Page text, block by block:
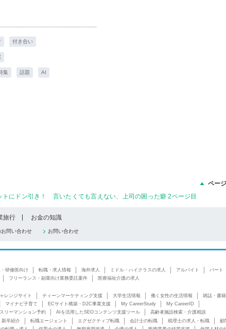
付き合い
集 話題 AI
ペー
トにドン引き！ 言いたくても言えない、上司の困った癖 2ページ目
旅行 お金の知識
お問い合わせ お問い合わせ
研修医向け 転職・求人情報 海外求人 ミドル・ハイクラスの求人 アルバイト
パート
フリーランス・副業向け業務委託案件
医療福祉介護の求人
レンジサイト ティーンマーケティング支援 大学生活情報 働く女性の生活情報
雑誌・書
マイナビ子育て ECサイト構築・D2C事業支援 My CareerStudy
My CareerID
リーマンション予約 AIを活用したSEOコンテンツ支援ツール
高齢者施設検索・介護相談
新卒紹介 転職エージェント エグゼクティブ転職 会計士の転職 税理士の求人・転職
顧